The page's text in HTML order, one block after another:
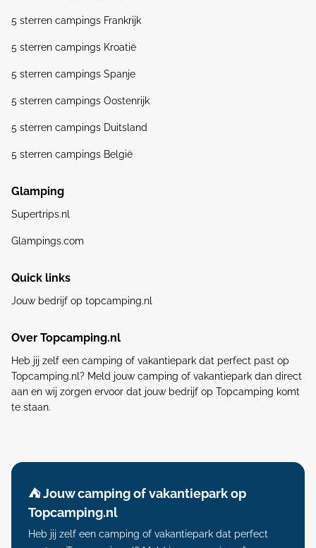
5 sterren campings Frankrijk
5 sterren campings Kroatië
5 sterren campings Spanje
5 sterren campings Oostenrijk
5 sterren campings Duitsland
5 sterren campings België
Glamping
Supertrips.nl
Glampings.com
Quick links
Jouw bedrijf op topcamping.nl
Over Topcamping.nl
Heb jij zelf een camping of vakantiepark dat perfect past op
Topcamping.nl? Meld jouw camping of vakantiepark dan direct
aan en wij zorgen ervoor dat jouw bedrijf op Topcamping komt
te staan.
⛺️ Jouw camping of vakantiepark op
Topcamping.nl
Heb jij zelf een camping of vakantiepark dat perfect